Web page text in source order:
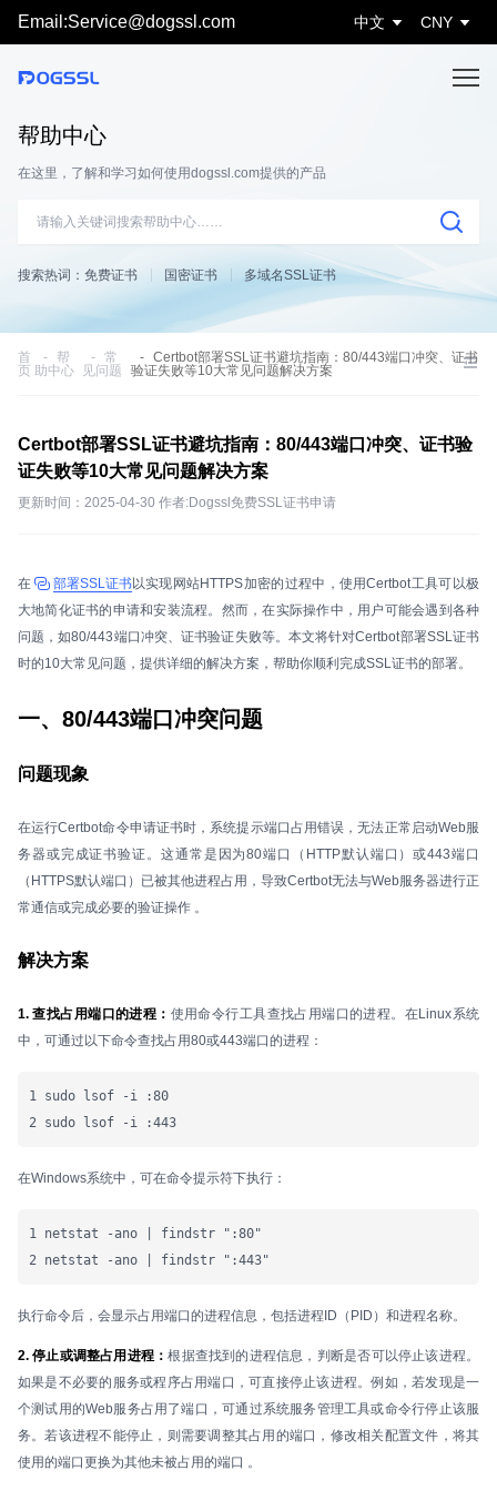
Email:Service@dogssl.com 中文 CNY
帮助中心
在这里，了解和学习如何使用dogssl.com提供的产品
搜索热词： 免费证书 国密证书 多域名SSL证书
首
页
帮
助中心
常
见问题
Certbot部署SSL证书避坑指南：80/443端口冲突、证书
验证失败等10大常见问题解决方案
Certbot部署SSL证书避坑指南：80/443端口冲突、证书验
证失败等10大常见问题解决方案
更新时间：2025-04-30 作者:Dogssl免费SSL证书申请
在 部署SSL证书以实现网站HTTPS加密的过程中，使用Certbot工具可以极
大地简化证书的申请和安装流程。然而，在实际操作中，用户可能会遇到各种
问题，如80/443端口冲突、证书验证失败等。本文将针对Certbot部署SSL证书
时的10大常见问题，提供详细的解决方案，帮助你顺利完成SSL证书的部署。
一、80/443端口冲突问题
问题现象
在运行Certbot命令申请证书时，系统提示端口占用错误，无法正常启动Web服
务器或完成证书验证。这通常是因为80端口（HTTP默认端口）或443端口
（HTTPS默认端口）已被其他进程占用，导致Certbot无法与Web服务器进行正
常通信或完成必要的验证操作 。
解决方案
1. 查找占用端口的进程： 使用命令行工具查找占用端口的进程。在Linux系统
中，可通过以下命令查找占用80或443端口的进程：
1 sudo lsof -i :80
2 sudo lsof -i :443
在Windows系统中，可在命令提示符下执行：
1 netstat -ano | findstr ":80"
2 netstat -ano | findstr ":443"
执行命令后，会显示占用端口的进程信息，包括进程ID（PID）和进程名称。
2. 停止或调整占用进程：根据查找到的进程信息，判断是否可以停止该进程。
如果是不必要的服务或程序占用端口，可直接停止该进程。例如，若发现是一
个测试用的Web服务占用了端口，可通过系统服务管理工具或命令行停止该服
务。若该进程不能停止，则需要调整其占用的端口，修改相关配置文件，将其
使用的端口更换为其他未被占用的端口 。